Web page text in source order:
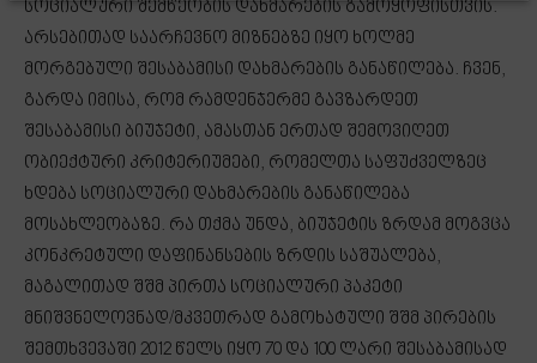
სოციალური შემწეობის დახმარების გამოყოფისთვის.
არსებითად საარჩევნო მიზნებზე იყო ხოლმე
მორგებული შესაბამისი დახმარების განაწილება. ჩვენ,
გარდა იმისა, რომ რამდენჯერმე გავზარდეთ
შესაბამისი ბიუჯეტი, ამასთან ერთად შემოვიღეთ
ობიექტური კრიტერიუმები, რომელთა საფუძველზეც
ხდება სოციალური დახმარების განაწილება
მოსახლეობაზე. რა თქმა უნდა, ბიუჯეტის ზრდამ მოგვცა
კონკრეტული დაფინანსების ზრდის საშუალება,
მაგალითად შშმ პირთა სოციალური პაკეტი
მნიშვნელოვნად/მკვეთრად გამოხატული შშმ პირების
შემთხვევაში 2012 წელს იყო 70 და 100 ლარი შესაბამისად